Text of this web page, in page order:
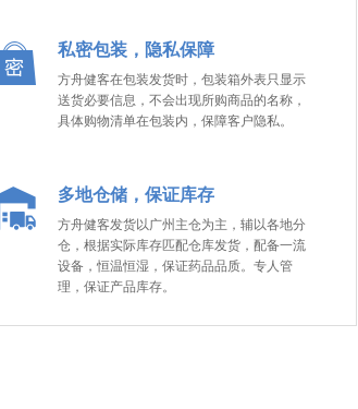
私密包装，隐私保障
方舟健客在包装发货时，包装箱外表只显示
送货必要信息，不会出现所购商品的名称，
具体购物清单在包装内，保障客户隐私。
多地仓储，保证库存
方舟健客发货以广州主仓为主，辅以各地分
仓，根据实际库存匹配仓库发货，配备一流
设备，恒温恒湿，保证药品品质。专人管
理，保证产品库存。